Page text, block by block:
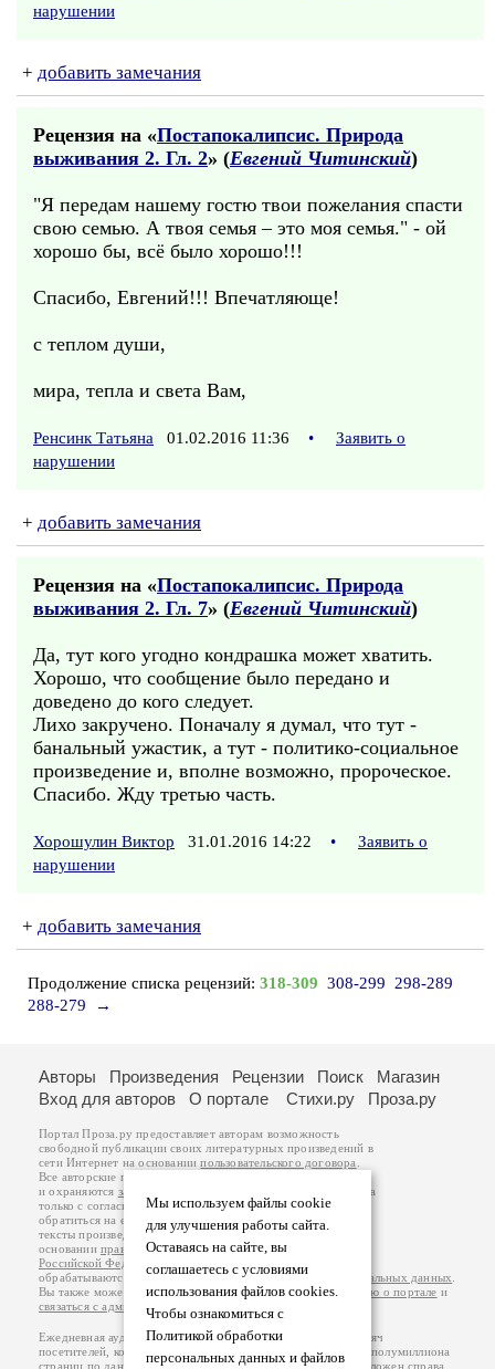
нарушении
+ добавить замечания
Рецензия на «Постапокалипсис. Природа
выживания 2. Гл. 2» (Евгений Читинский)
"Я передам нашему гостю твои пожелания спасти
свою семью. А твоя семья – это моя семья." - ой
хорошо бы, всё было хорошо!!!
Спасибо, Евгений!!! Впечатляюще!
с теплом души,
мира, тепла и света Вам,
Ренсинк Татьяна 01.02.2016 11:36 •
Заявить о
нарушении
+ добавить замечания
Рецензия на «Постапокалипсис. Природа
выживания 2. Гл. 7» (Евгений Читинский)
Да, тут кого угодно кондрашка может хватить.
Хорошо, что сообщение было передано и
доведено до кого следует.
Лихо закручено. Поначалу я думал, что тут -
банальный ужастик, а тут - политико-социальное
произведение и, вполне возможно, пророческое.
Спасибо. Жду третью часть.
Хорошулин Виктор 31.01.2016 14:22 •
Заявить о
нарушении
+ добавить замечания
Продолжение списка рецензий: 318-309 308-299
298-289
288-279
→
Мы используем файлы cookie
для улучшения работы сайта.
Оставаясь на сайте, вы
соглашаетесь с условиями
использования файлов cookies.
Чтобы ознакомиться с
Политикой обработки
персональных данных и файлов
Авторы Произведения Рецензии Поиск
Магазин
Вход для авторов
О портале Стихи.ру Проза.ру
Портал Проза.ру предоставляет авторам возможность
свободной публикации своих литературных произведений в
сети Интернет на основаниипользовательского договора
Все авторские права на произведения принадлежат авторам
и охраняются законом
. Перепечатка произведений возможна
только с согласия его автора, к которому вы можете
обратиться на его авторской странице. Ответственность за
тексты произведений авторы несут самостоятельно на
основанииправил публикацииизаконодательства
Российской Федерации
обрабатываются на основанииПолитики обработки персональных данных
Вы также можете посмотреть более подробнуюинформацию о портале и
связаться с администрацией
Ежедневная аудитория портала Проза.ру – порядка 100 тысяч
посетителей, которые в общей сумме просматривают более полумиллиона
страниц по данным счетчика посещаемости, который расположен справа